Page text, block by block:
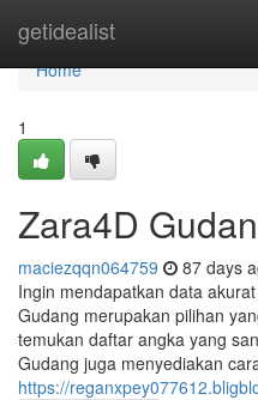
getidealist
Home
Home
1
Zara4D
maciezqqn064759 87 days
Ingin mendapatkan data
Gudang merupakan pilihan
temukan daftar angka yang
Gudang juga menyediakan
https://